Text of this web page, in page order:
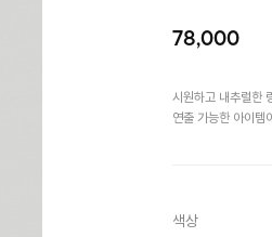
78,000
시원하고 내추럴한
연출 가능한 아이템
색상